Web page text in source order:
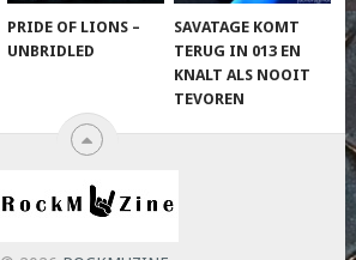
PRIDE OF LIONS –
UNBRIDLED
SAVATAGE KOMT
TERUG IN 013 EN
KNALT ALS NOOIT
TEVOREN